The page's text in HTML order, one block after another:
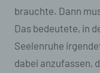
brauchte. Dann
Das bedeutete, in
Seelenruhe
dabei anzufassen,